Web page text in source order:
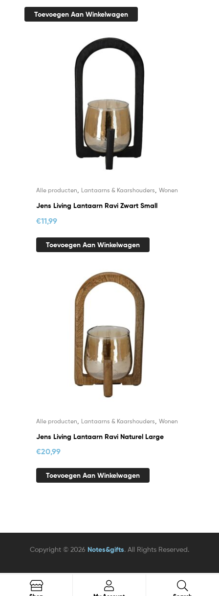
Toevoegen Aan Winkelwagen
Alle producten, Lantaarns & Kaarshouders, Wonen
Jens Living Lantaarn Ravi Zwart Small
€11,99
Toevoegen Aan Winkelwagen
Alle producten Lantaarns & Kaarshouders Wonen
Jens Living Lantaarn Ravi Naturel Large
€20,99
Toevoegen Aan Winkelwagen
Copyright © 2026 Notes&gifts. All Rights Reserved.